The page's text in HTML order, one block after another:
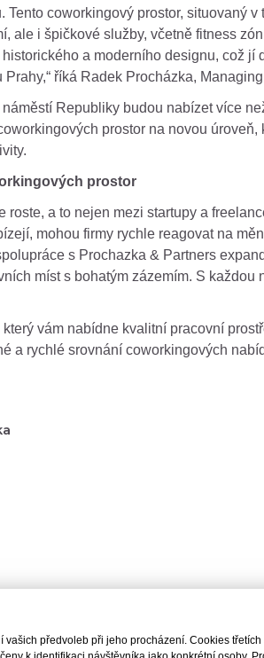
Tento coworkingový prostor, situovaný
ale i špičkové služby, včetně fitness
a moderního designu, což
Prahy,“ říká Radek Procházka,
Republiky budou nabízet více
prostor na novou
prostor
roste, a to nejen mezi startupy a
mohou firmy rychle reagovat na
s Prochazka & Partners
míst s bohatým zázemím. S
který vám nabídne kvalitní pracovní
a rychlé srovnání coworkingových
předvoleb při jeho procházení. Cookies